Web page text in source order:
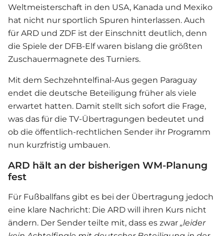
Weltmeisterschaft in den USA, Kanada und Mexiko
hat nicht nur sportlich Spuren hinterlassen. Auch
für ARD und ZDF ist der Einschnitt deutlich, denn
die Spiele der DFB-Elf waren bislang die größten
Zuschauermagnete des Turniers.
Mit dem Sechzehntelfinal-Aus gegen Paraguay
endet die deutsche Beteiligung früher als viele
erwartet hatten. Damit stellt sich sofort die Frage,
was das für die TV-Übertragungen bedeutet und
ob die öffentlich-rechtlichen Sender ihr Programm
nun kurzfristig umbauen.
ARD hält an der bisherigen WM-Planung
fest
Für Fußballfans gibt es bei der Übertragung jedoch
eine klare Nachricht: Die ARD will ihren Kurs nicht
ändern. Der Sender teilte mit, dass es zwar „leider